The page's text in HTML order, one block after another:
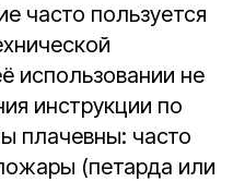
часто пользуется
использовании не
инструкции по
плачевны: часто
(петарда или